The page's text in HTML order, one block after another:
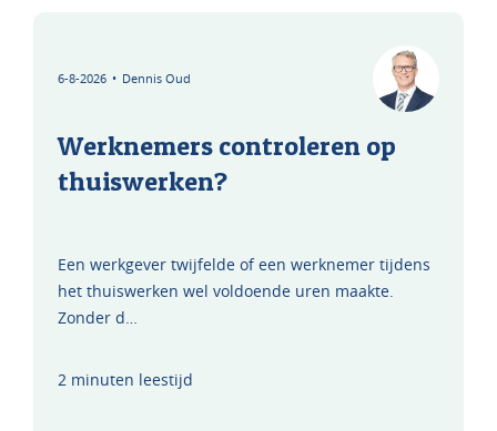
6-8-2026 • Dennis Oud
Werknemers controleren op
thuiswerken?
Een werkgever twijfelde of een werknemer tijdens
het thuiswerken wel voldoende uren maakte.
Zonder d…
2 minuten leestijd